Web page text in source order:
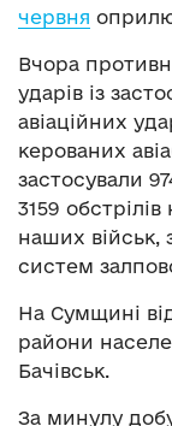
червня
Вчора
ударів із
авіаційних
керованих
застосували
3159
наших військ,
систем
На Сумщині
райони
Бачівськ.
За минулу добу